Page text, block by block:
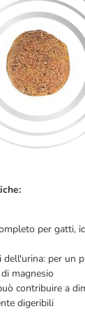
per gatti,
dell'urina: per un
magnesio
contribuire a
digeribili